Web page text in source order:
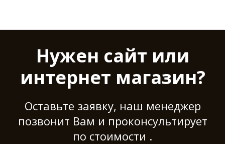
Нужен сайт или
интернет магазин?
Оставьте заявку, наш менеджер
позвонит Вам и проконсультирует
по стоимости .